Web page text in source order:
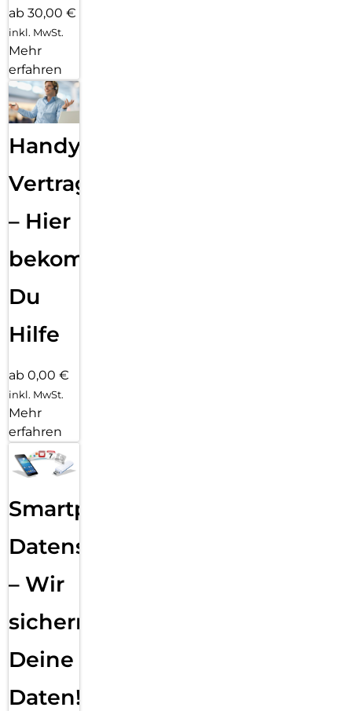
ab 30,00 €
inkl. MwSt.
Mehr
erfahren
Handy
Vertragsabwicklung
– Hier
bekommst
Du
Hilfe
ab 0,00 €
inkl. MwSt.
Mehr
erfahren
Smartphone
Datensicherung
– Wir
sichern
Deine
Daten!